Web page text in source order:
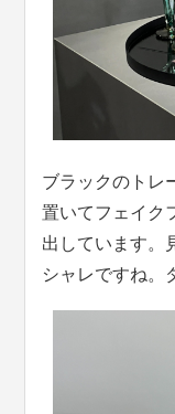
ブラックのトレ
置いてフェイク
出しています。
シャレですね。